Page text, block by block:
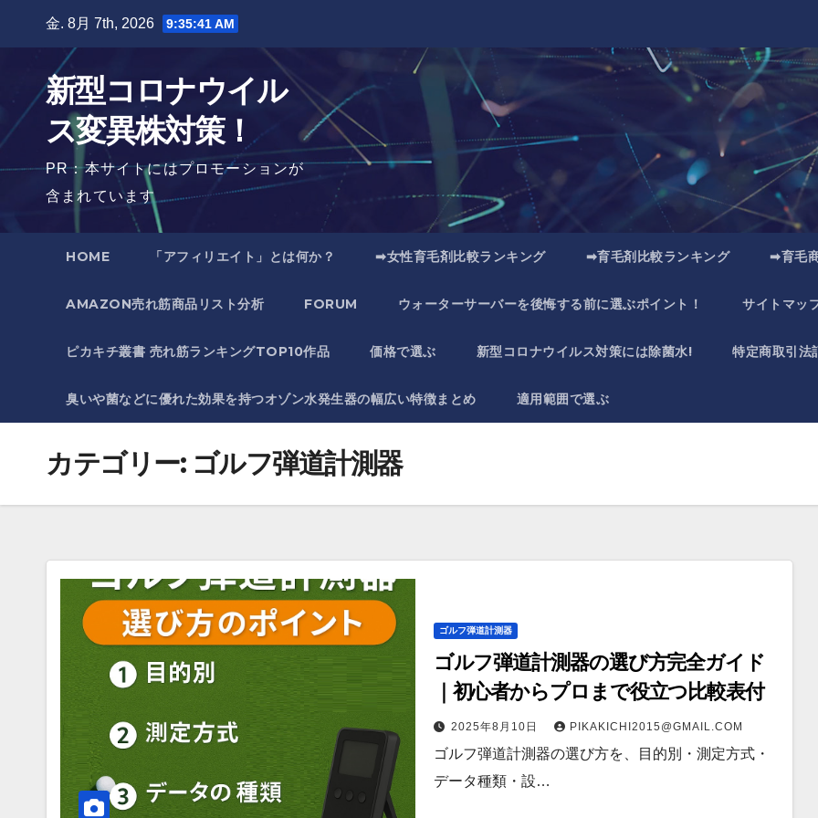
金. 8月 7th, 2026 9:35:42 AM
新型コロナウイル
ス変異株対策！
PR：本サイトにはプロモーションが
含まれています
HOME 「アフィリエイト」とは何か？ ➡女性育毛剤比較ランキング ➡育毛剤比較ランキング ➡育毛
AMAZON売れ筋商品リスト分析 FORUM ウォーターサーバーを後悔する前に選ぶポイント！ サイトマッ
ピカキチ叢書 売れ筋ランキングTOP10作品 価格で選ぶ 新型コロナウイルス対策には除菌水! 特定商取引法
臭いや菌などに優れた効果を持つオゾン水発生器の幅広い特徴まとめ 適用範囲で選ぶ
カテゴリー: ゴルフ弾道計測器
ゴルフ弾道計測器
ゴルフ弾道計測器の選び方完全ガイド
｜初心者からプロまで役立つ比較表付
2025年8月10日 PIKAKICHI2015@GMAIL.COM
ゴルフ弾道計測器の選び方を、目的別・測定方式・
データ種類・設…